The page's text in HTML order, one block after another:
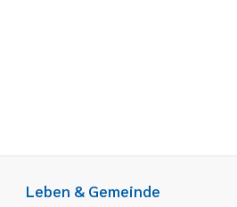
Leben & Gemeinde